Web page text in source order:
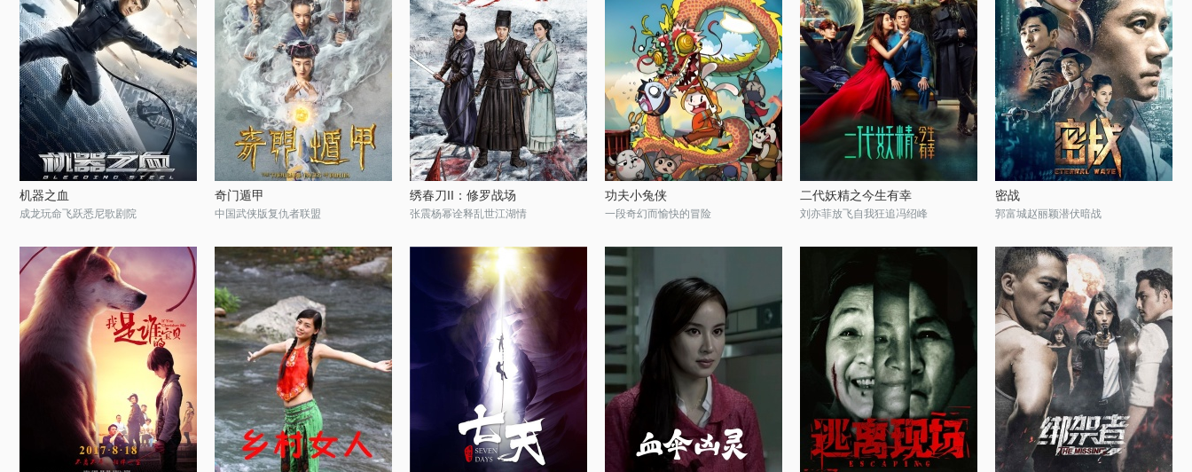
机器之血
成龙玩命飞跃悉尼歌剧院
奇门遁甲
中国武侠版复仇者联盟
绣春刀II：修罗战场
张震杨幂诠释乱世江湖情
功夫小兔侠
一段奇幻而愉快的冒险
二代妖精之今生有幸
刘亦菲放飞自我狂追冯绍峰
密战
郭富城赵丽颖潜伏暗战